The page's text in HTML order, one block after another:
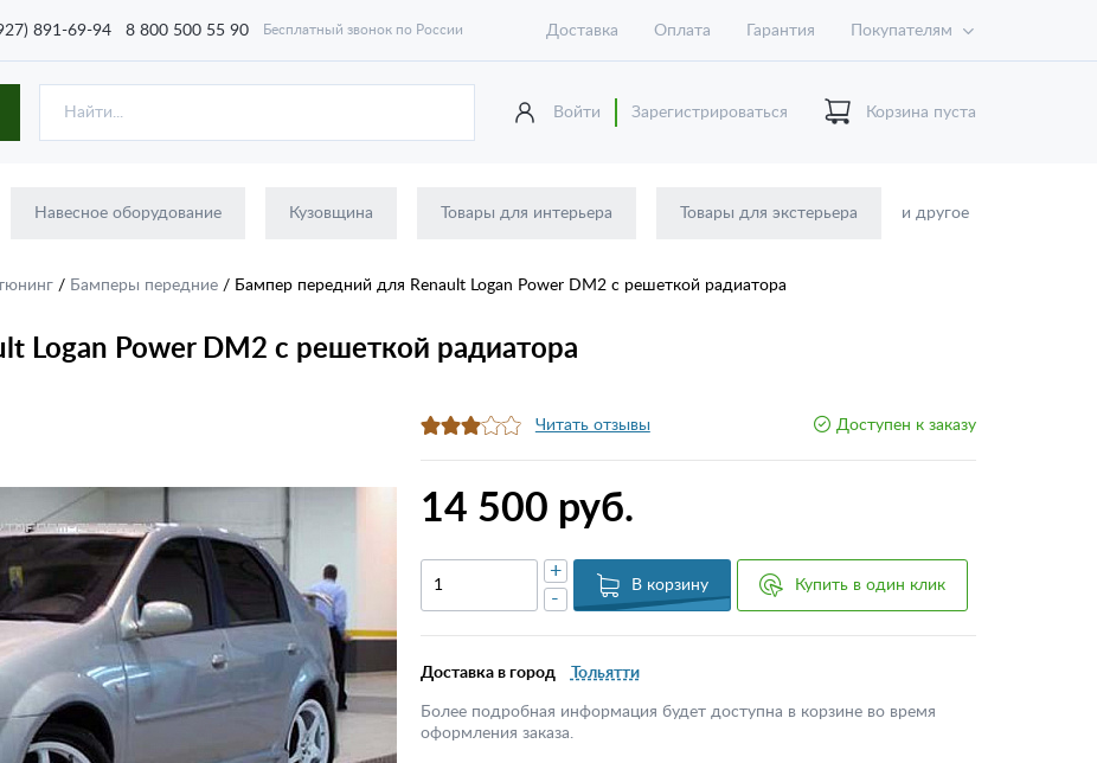
891-69-94 8 800 500 55 90 Бесплатный звонок по России Доставка Оплата Гарантия Покупателям
Войти Зарегистрироваться Корзина пуста
Навесное оборудование Кузовщина Товары для интерьера Товары для экстерьера и другое
/ Бамперы передние / Бампер передний для Renault Logan Power DM2 с решеткой радиатора
Logan Power DM2 с решеткой радиатора
Читать отзывы Доступен к заказу
14 500 руб.
-
+
В корзину Купить в один клик
Доставка в город Тольятти
Более подробная информация будет доступна в корзине во время
оформления заказа.